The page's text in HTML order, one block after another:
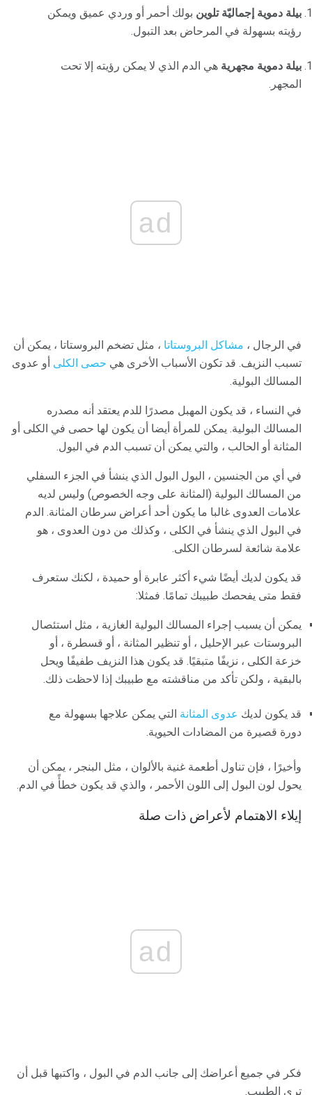
بيلة دموية إجماليّة تلوين بولك أحمر أو وردي عميق ويمكن
رؤيته بسهولة في المرحاض بعد التبول.
بيلة دموية مجهرية هي الدم الذي لا يمكن رؤيته إلا تحت
المجهر.
ad
في الرجال ، مشاكل البروستاتا ، مثل تضخم البروستاتا ، يمكن أن
تسبب النزيف. قد تكون الأسباب الأخرى هي حصى الكلى أو عدوى
المسالك البولية.
في النساء ، قد يكون المهبل مصدرًا للدم يعتقد أنه مصدره
المسالك البولية. يمكن للمرأة أيضا أن يكون لها حصى في الكلى أو
المثانة أو الحالب ، والتي يمكن أن تسبب الدم في البول.
في أي من الجنسين ، البول البول الذي ينشأ في الجزء السفلي
من المسالك البولية (المثانة على وجه الخصوص) وليس لديه
علامات العدوى غالبا ما يكون أحد أعراض سرطان المثانة. الدم
في البول الذي ينشأ في الكلى ، وكذلك من دون العدوى ، هو
علامة شائعة لسرطان الكلى.
قد يكون لديك أيضًا شيء أكثر عابرة أو حميدة ، لكنك ستعرف
فقط متى يفحصك طبيبك تمامًا. فمثلا:
يمكن أن يسبب إجراء المسالك البولية الغازية ، مثل استئصال
البروستات عبر الإحليل ، أو تنظير المثانة ، أو قسطرة ، أو
خزعة الكلى ، نزيفًا متبقيًا. قد يكون هذا النزيف طفيفًا ويحل
بالبقية ، ولكن تأكد من مناقشته مع طبيبك إذا لاحظت ذلك.
قد يكون لديك عدوى المثانة التي يمكن علاجها بسهولة مع
دورة قصيرة من المضادات الحيوية.
وأخيرًا ، فإن تناول أطعمة غنية بالألوان ، مثل البنجر ، يمكن أن
يحول لون البول إلى اللون الأحمر ، والذي قد يكون خطأً في الدم.
إيلاء الاهتمام لأعراض ذات صلة
ad
فكر في جميع أعراضك إلى جانب الدم في البول ، واكتبها قبل أن
ترى الطبيب.